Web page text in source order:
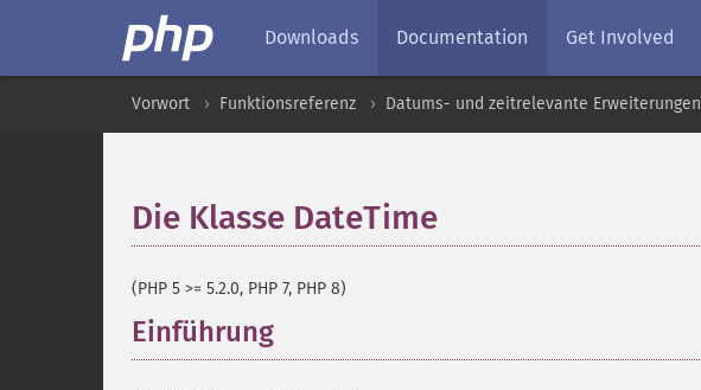
Downloads Documentation Get Involved
Vorwort Funktionsreferenz Datums- und zeitrelevante Erweiterungen
Die Klasse DateTime
(PHP 5 >= 5.2.0, PHP 7, PHP 8)
Einführung